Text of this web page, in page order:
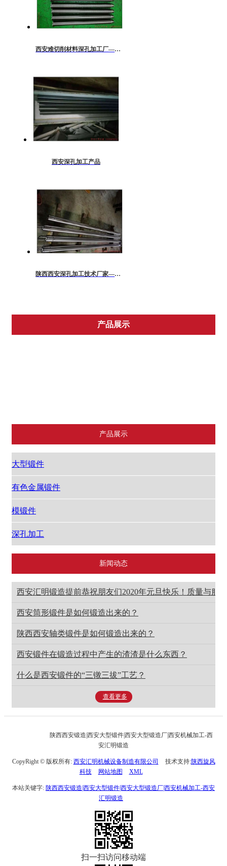
西安难切削材料深孔加工厂——西安汇明机械
西安深孔加工产品
陕西西安深孔加工技术厂家——西安汇明机械
产品展示
产品展示
大型锻件
有色金属锻件
模锻件
深孔加工
新闻动态
西安汇明锻造提前恭祝朋友们2020年元旦快乐！质量与服
西安筒形锻件是如何锻造出来的？
陕西西安轴类锻件是如何锻造出来的？
西安锻件在锻造过程中产生的渣渣是什么东西？
什么是西安锻件的“三镦三拔”工艺？
查看更多
陕西西安锻造|西安大型锻件|西安大型锻造厂|西安机械加工-西
安汇明锻造
CopyRight © 版权所有: 西安汇明机械设备制造有限公司 技术支持:陕西旋风
科技
网站地图 XML
本站关键字: 陕西西安锻造|西安大型锻件|西安大型锻造厂|西安机械加工-西安
汇明锻造
扫一扫访问移动端